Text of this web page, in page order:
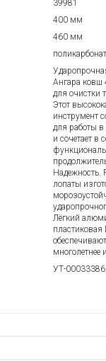
39981
400 мм
460 мм
поликарбонат
Ангара ковш
для очистки
Этот
инструмент
для работы в
и сочетает в
Надежность.
лопаты
Лёгкий
пластиковая
многолетнее
УТ-00033386